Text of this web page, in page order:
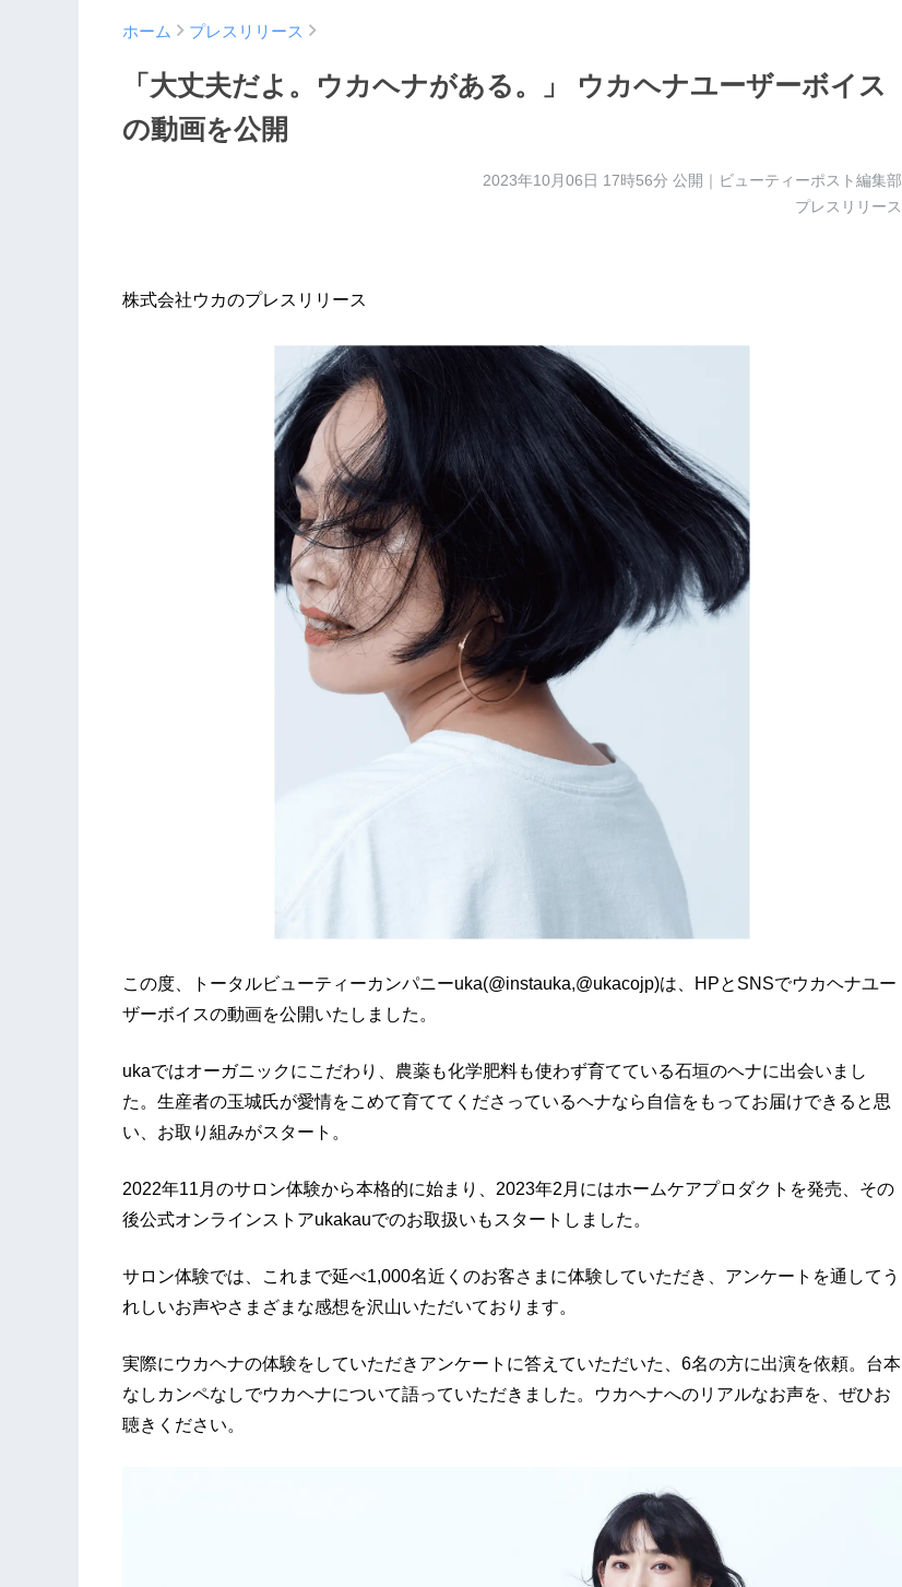
ホーム プレスリリース
「大丈夫だよ。ウカヘナがある。」 ウカヘナユーザーボイス
の動画を公開
2023年10月06日 17時56分 公開｜ビューティーポスト編集部
プレスリリース
株式会社ウカのプレスリリース
この度、トータルビューティーカンパニーuka(@instauka,@ukacojp)は、HPとSNSでウカヘナユー
ザーボイスの動画を公開いたしました。
ukaではオーガニックにこだわり、農薬も化学肥料も使わず育てている石垣のヘナに出会いまし
た。生産者の玉城氏が愛情をこめて育ててくださっているヘナなら自信をもってお届けできると思
い、お取り組みがスタート。
2022年11月のサロン体験から本格的に始まり、2023年2月にはホームケアプロダクトを発売、その
後公式オンラインストアukakauでのお取扱いもスタートしました。
サロン体験では、これまで延べ1,000名近くのお客さまに体験していただき、アンケートを通してう
れしいお声やさまざまな感想を沢山いただいております。
実際にウカヘナの体験をしていただきアンケートに答えていただいた、6名の方に出演を依頼。台本
なしカンペなしでウカヘナについて語っていただきました。ウカヘナへのリアルなお声を、ぜひお
聴きください。